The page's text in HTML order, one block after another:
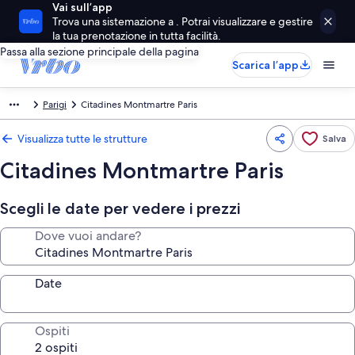
Vai sull’app
Trova una sistemazione a . Potrai visualizzare e gestire
la tua prenotazione in tutta facilità.
Passa alla sezione principale della pagina
Scarica l’app
Parigi Citadines Montmartre Paris
Visualizza tutte le strutture Salva
Citadines Montmartre Paris
Scegli le date per vedere i prezzi
Dove vuoi andare?
Date
Ospiti